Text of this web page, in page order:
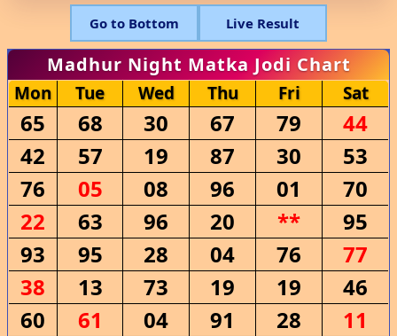
Go to Bottom Live Result
Madhur Night Matka Jodi Chart
Mon Tue Wed Thu Fri Sat
65 68 30 67 79
44
42
57 19 87 30
53
76
05 08 96 01
70
22
63 96 20 **
95
93
95 28 04 76
77
38
13 73 19 19
46
60
61 04 91 28
11